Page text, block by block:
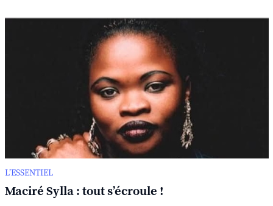
L’ESSENTIEL
Maciré Sylla : tout s’écroule !